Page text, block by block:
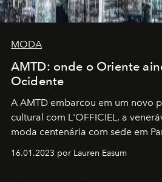
MODA
AMTD: onde o Oriente
Ocidente
A AMTD embarcou em um novo
cultural com L'OFFICIEL, a
moda centenária com sede em
16.01.2023 por Lauren Easum